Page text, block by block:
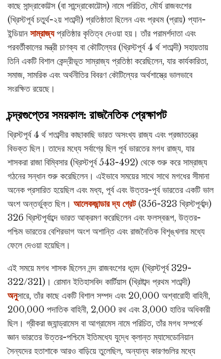
কাছে সান্দ্রাকোট্টস (বা সান্দ্রোকোট্টোস) নামে পরিচিত, মৌর্য রাজবংশের
(খ্রিস্টপূর্ব চতুর্থ-২য় শতাব্দী) প্রতিষ্ঠাতা ছিলেন এবং প্রথম (প্রায়) প্যান-
ইন্ডিয়ান সাম্রাজ্যপ্রতিষ্ঠার কৃতিত্ব দেওয়া হয়। তাঁর পরামর্শদাতা এবং
পরবর্তীকালের মন্ত্রী চাণক্য বা কৌটিল্যের (খ্রিস্টপূর্ব 4 র্থ শতাব্দী) সহায়তায়
তিনি একটি বিশাল কেন্দ্রীভূত সাম্রাজ্য প্রতিষ্ঠা করেছিলেন, যার কার্যকারিতা,
সমাজ, সামরিক এবং অর্থনীতির বিবরণ কৌটিল্যের অর্থশাস্ত্রে ভালভাবে
সংরক্ষিত রয়েছে।
চন্দ্রগুপ্তের সময়কাল: রাজনৈতিক প্রেক্ষাপট
খ্রিস্টপূর্ব 4 র্থ শতাব্দীর কাছাকাছি ভারত অসংখ্য রাজ্য এবং প্রজাতন্ত্রে
বিভক্ত ছিল। তাদের মধ্যে সর্বাগ্রে ছিল পূর্ব ভারতের মগধ রাজ্য, যার
শাসকরা রাজা বিম্বিসার (খ্রিস্টপূর্ব 543-492) থেকে শুরু করে সাম্রাজ্য
গঠনের সন্ধান শুরু করেছিলেন। এইভাবে সময়ের সাথে সাথে মগধের সীমানা
অনেক প্রসারিত হয়েছিল এবং মধ্য, পূর্ব এবং উত্তর-পূর্ব ভারতের একটি ভাল
অংশ অন্তর্ভুক্ত ছিল। আলেকজান্ডার দ্য গ্রেট(356-323 খ্রিস্টপূর্বাব্দ)
326 খ্রিস্টপূর্বাব্দে ভারত আক্রমণ করেছিলেন এবং ফলস্বরূপ, উত্তর-
পশ্চিম ভারতের বেশিরভাগ অংশ অশান্তি এবং রাজনৈতিক বিশৃঙ্খলার মধ্যে
ফেলে দেওয়া হয়েছিল।
এই সময়ে মগধ শাসক ছিলেন নন্দ রাজবংশের ধনন্দ (খ্রিস্টপূর্ব 329-
322/321)। রোমান ইতিহাসবিদ কার্টিয়াস (খ্রিষ্টাব্দ প্রথম শতাব্দী)
অনুসারে, তাঁর কাছে একটি বিশাল সম্পদ এবং 20,000 অশ্বারোহী বাহিনী,
200,000 পদাতিক বাহিনী, 2,000 রথ এবং 3,000 হাতির অধিকারী
ছিল। গ্রীকরা জ্যান্ড্রামেস বা আগ্রামেস নামে পরিচিত, তাঁর মগধ সম্পর্কে
জ্ঞান ভারতের উত্তর-পশ্চিমে ইতিমধ্যে যুদ্ধে ক্লান্ত ম্যাসেডোনিয়ান
সৈন্যদের হতাশাকে আরও বাড়িয়ে তুলেছিল, অন্যান্য কারণগুলির মধ্যে